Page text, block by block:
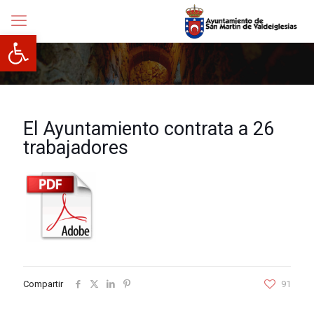
Abrir barra de herramientas
El Ayuntamiento contrata a 26
trabajadores
Compartir 91